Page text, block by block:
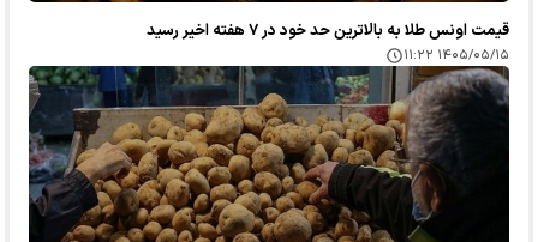
قیمت اونس طلا به بالاترین حد خود در ۷ هفته اخیر رسید
۱۴۰۵/۰۵/۱۵ ۱۱:۲۲